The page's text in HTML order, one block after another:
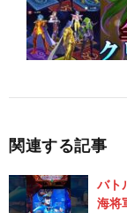
関連する記事
バト
海将